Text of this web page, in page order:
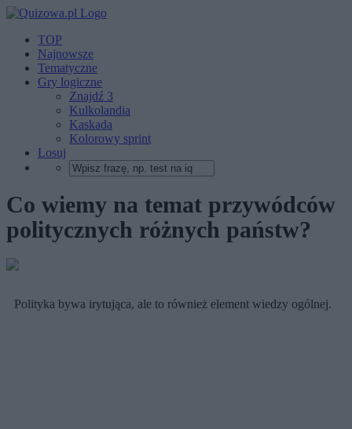
TOP
Najnowsze
Tematyczne
Gry logiczne
Znajdź 3
Kulkolandia
Kaskada
Kolorowy sprint
Losuj
Co wiemy na temat przywódców
politycznych różnych państw?
Polityka bywa irytująca, ale to również element wiedzy ogólnej.